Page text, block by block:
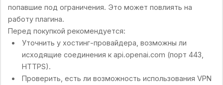
попавшие под ограничения. Это может повлиять на
работу плагина.
Перед покупкой рекомендуется:
Уточнить у хостинг-провайдера, возможны ли
исходящие соединения к api.openai.com (порт 443,
HTTPS).
Проверить, есть ли возможность использования VPN